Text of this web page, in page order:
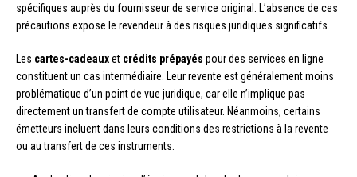
spécifiques auprès du fournisseur de service original. L’absence de ces
précautions expose le revendeur à des risques juridiques significatifs.
Les cartes-cadeauxet crédits prépayés pour des services en ligne
constituent un cas intermédiaire. Leur revente est généralement moins
problématique d’un point de vue juridique, car elle n’implique pas
directement un transfert de compte utilisateur. Néanmoins, certains
émetteurs incluent dans leurs conditions des restrictions à la revente
ou au transfert de ces instruments.